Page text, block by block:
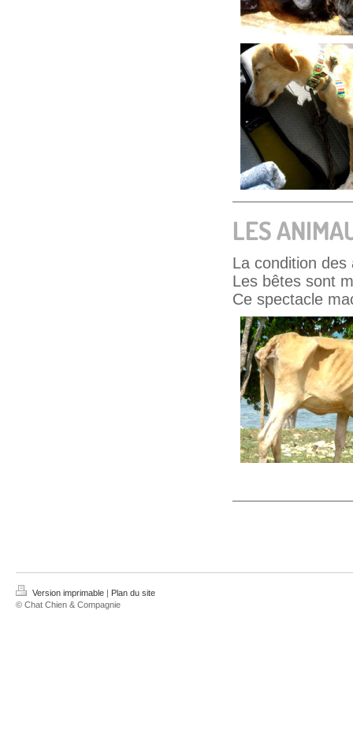
LES
La condition
Les bêtes sont
Ce spectacle
Version imprimable | Plan du site
© Chat Chien & Compagnie